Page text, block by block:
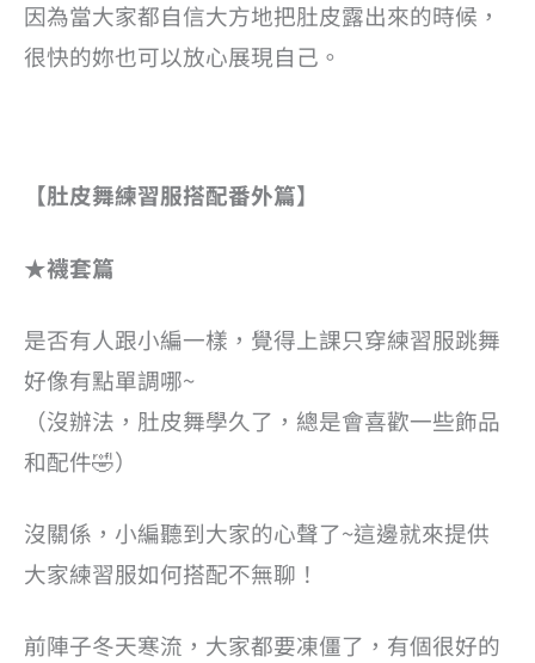
因為當大家都自信大方地把肚皮露出來的時候，
很快的妳也可以放心展現自己。
【肚皮舞練習服搭配番外篇】
★襪套篇
是否有人跟小編一樣，覺得上課只穿練習服跳舞
好像有點單調哪~
（沒辦法，肚皮舞學久了，總是會喜歡一些飾品
和配件🤣）
沒關係，小編聽到大家的心聲了~這邊就來提供
大家練習服如何搭配不無聊！
前陣子冬天寒流，大家都要凍僵了，有個很好的